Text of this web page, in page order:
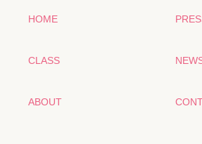
HOME
CLASS
ABOUT